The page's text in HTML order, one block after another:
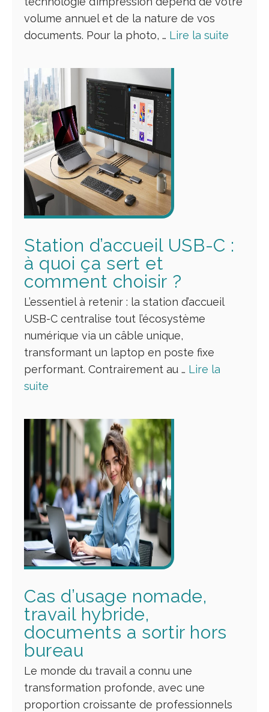
volume annuel et de la nature de vos
documents. Pour la photo, … Lire la suite
Station d’accueil USB-C :
à quoi ça sert et
comment choisir ?
L’essentiel à retenir : la station d’accueil
USB-C centralise tout l’écosystème
numérique via un câble unique,
transformant un laptop en poste fixe
performant. Contrairement au … Lire la
suite
Cas d’usage nomade,
travail hybride,
documents a sortir hors
bureau
Le monde du travail a connu une
transformation profonde, avec une
proportion croissante de professionnels